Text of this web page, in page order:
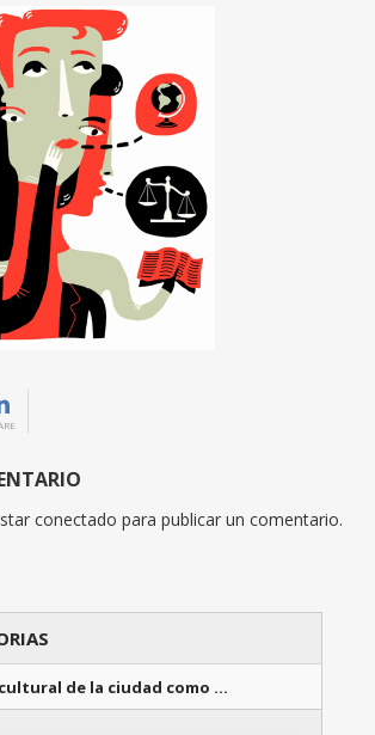
conectado para publicar un comentario.
de la ciudad como …